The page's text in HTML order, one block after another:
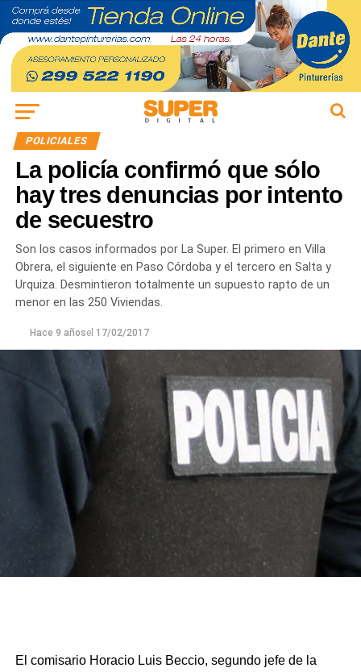
POLICIALES
La policía confirmó que sólo
hay tres denuncias por intento
de secuestro
Son los casos informados por La Super. El primero en Villa
Obrera, el siguiente en Paso Córdoba y el tercero en Salta y
Urquiza. Desmintieron totalmente un supuesto rapto de un
menor en las 250 Viviendas.
Hace 9 añosel 17/02/2017
El comisario Horacio Luis Beccio, segundo jefe de la